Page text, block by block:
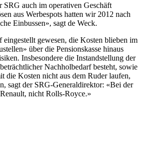
SRG auch im operativen Geschäft
aus Werbespots hatten wir 2012 nach
Einbussen», sagt de Weck.
eingestellt gewesen, die Kosten blieben im
über die Pensionskasse hinaus
Insbesondere die Instandstellung der
Nachholbedarf besteht, sowie
die Kosten nicht aus dem Ruder laufen,
sagt der SRG-Generaldirektor: «Bei der
nicht Rolls-Royce.»